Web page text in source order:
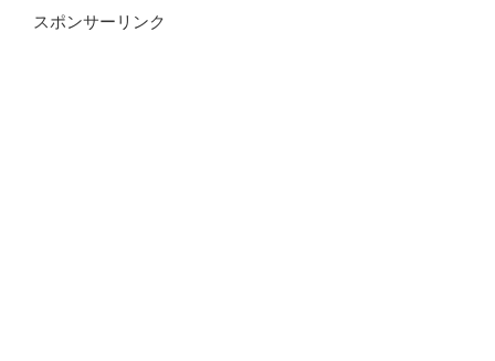
スポンサーリンク